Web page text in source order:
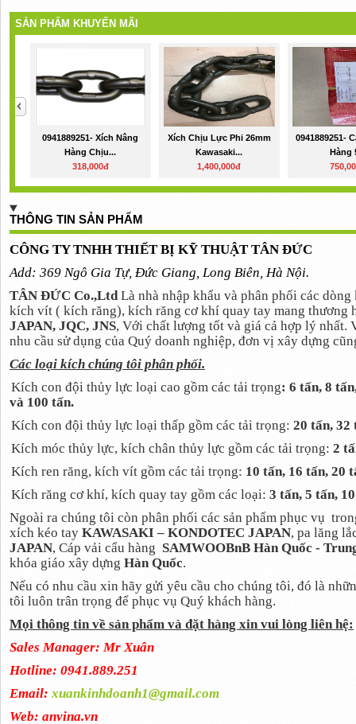
SẢN PHẨM KHUYẾN MÃI
0941889251- Xích Nâng
Hàng Chịu...
318,000đ
Xích Chịu Lực Phi 26mm
Kawasaki...
1,400,000đ
0941889251-
Hàng
THÔNG TIN SẢN PHẨM
CÔNG TY TNHH THIẾT BỊ KỸ THUẬT TÂN ĐỨC
Add: 369 Ngô Gia Tự, Đức Giang, Long Biên, Hà Nội.
TÂN ĐỨC Co.,LtdLà nhà nhập khẩu và phân phối các
kích vít ( kích răng), kích răng cơ khí quay tay mang thương
JAPAN, JQC, JNS, Với chất lượng tốt và giá cả hợp lý nhất.
nhu cầu sử dụng của Quý doanh nghiệp, đơn vị xây dựng
Các loại kích chúng tôi phân phối.
Kích con đội thủy lực loại cao gồm các tải trọng: 6 tấn, 8
và 100 tấn.
Kích con đội thủy lực loại thấp gồm các tải trọng: 20 tấn, 32
Kích móc thủy lực, kích chân thủy lực gồm các tải trọng: 2
Kích ren răng, kích vít gồm các tải trọng: 10 tấn, 16 tấn, 20
Kích răng cơ khí, kích quay tay gồm các loại: 3 tấn, 5 tấn,
Ngoài ra chúng tôi còn phân phối các sản phẩm phục vụ
xích kéo tay KAWASAKI – KONDOTEC JAPAN, pa lăng
JAPAN, Cáp vải cẩu hàng SAMWOOBnB Hàn Quốc -
khóa giáo xây dựng Hàn Quốc.
Nếu có nhu cầu xin hãy gửi yêu cầu cho chúng tôi, đó là
tôi luôn trân trọng để phục vụ Quý khách hàng.
Mọi thông tin về sản phẩm và đặt hàng xin vui lòng liên hệ:
Sales Manager: Mr Xuân
Hotline: 0941.889.251
Email: xuankinhdoanh1@gmail.com
Web: anvina.vn